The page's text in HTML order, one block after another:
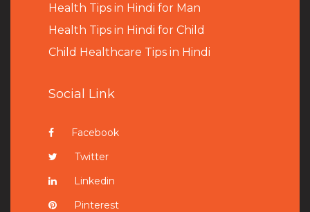
Health Tips in Hindi for Man
Health Tips in Hindi for Child
Child Healthcare Tips in Hindi
Social Link
Facebook
Twitter
Linkedin
Pinterest